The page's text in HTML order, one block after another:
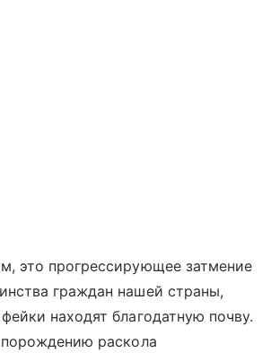
это прогрессирующее затмение
граждан нашей страны,
находят благодатную почву.
раскола